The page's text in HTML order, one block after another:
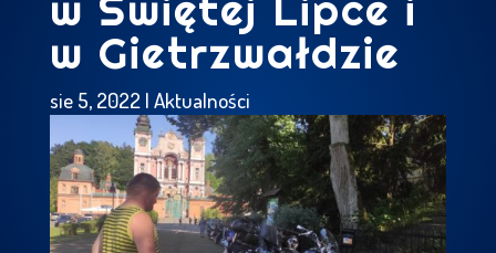
w Gietrzwałdzie
sie 5, 2022| Aktualności